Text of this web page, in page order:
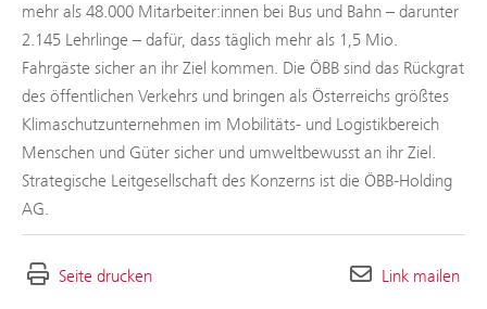
mehr als 48.000 Mitarbeiter:innen bei Bus und Bahn – darunter
2.145 Lehrlinge – dafür, dass täglich mehr als 1,5 Mio.
Fahrgäste sicher an ihr Ziel kommen. Die ÖBB sind das Rückgrat
des öffentlichen Verkehrs und bringen als Österreichs größtes
Klimaschutzunternehmen im Mobilitäts- und Logistikbereich
Menschen und Güter sicher und umweltbewusst an ihr Ziel.
Strategische Leitgesellschaft des Konzerns ist die ÖBB-Holding
AG.
Seite drucken Link mailen